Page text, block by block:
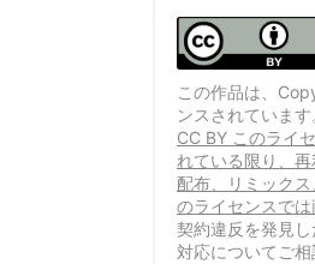
この作品は、
ンスされています
CC BY このライ
れている限り、
配布、リミック
のライセンスでは
契約違反を発見
対応についてご相